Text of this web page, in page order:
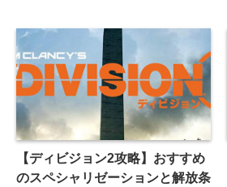
【ディビジョン2攻略】おすすめ
のスペシャリゼーションと解放条